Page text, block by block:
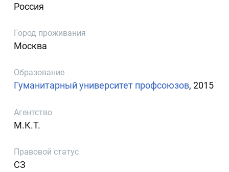
Россия
Город проживания
Москва
Образование
Гуманитарный университет профсоюзов, 2015
Агентство
М.К.Т.
Правовой статус
СЗ